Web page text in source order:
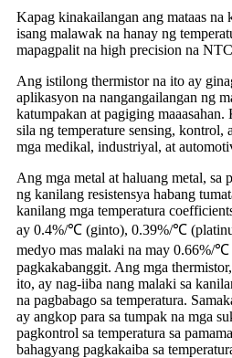
Kapag kinakailangan ang mataas na
isang malawak na hanay ng
mapagpalit na high precision na
Ang istilong thermistor na ito ay
aplikasyon na nangangailangan ng
katumpakan at pagiging maaasahan.
sila ng temperature sensing, kontrol,
mga medikal, industriyal, at
Ang mga metal at haluang metal, sa
ng kanilang resistensya habang
kanilang mga temperatura
ay 0.4%/℃ (ginto), 0.39%/℃
medyo mas malaki na may 0.66%/
pagkakabanggit. Ang mga
ito, ay nag-iiba nang malaki sa
na pagbabago sa temperatura.
ay angkop para sa tumpak na mga
pagkontrol sa temperatura sa
bahagyang pagkakaiba sa